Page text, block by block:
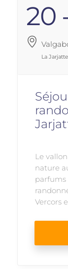
20
La
Le
nature
parfums
Vercors